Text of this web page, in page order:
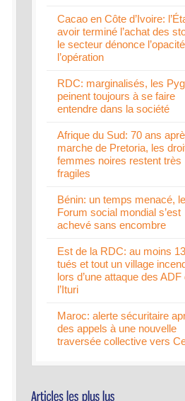
Cacao en Côte d’Ivoire:
avoir terminé l’achat des
le secteur dénonce
l’opération
RDC: marginalisés, les
peinent toujours à se faire
entendre dans la société
Afrique du Sud: 70 ans
marche de Pretoria, les
femmes noires restent très
fragiles
Bénin: un temps menacé,
Forum social mondial s’est
achevé sans encombre
Est de la RDC: au moins
tués et tout un village
lors d’une attaque des ADF
l’Ituri
Maroc: alerte sécuritaire
des appels à une nouvelle
traversée collective vers